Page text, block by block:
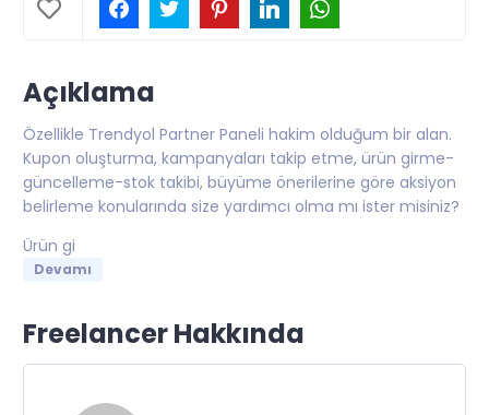
Açıklama
Özellikle Trendyol Partner Paneli hakim olduğum bir alan.
Kupon oluşturma, kampanyaları takip etme, ürün girme-
güncelleme-stok takibi, büyüme önerilerine göre aksiyon
belirleme konularında size yardımcı olma mı ister misiniz?
Ürün gi
Devamı
Freelancer Hakkında